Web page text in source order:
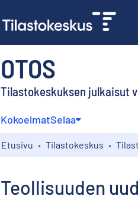
OTOS
Tilastokeskuksen julkaisut
KokoelmatSelaa
Etusivu Tilastokeskus
Teollisuuden